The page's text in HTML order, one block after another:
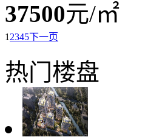
37500元/㎡
1 2345下一页
热门楼盘